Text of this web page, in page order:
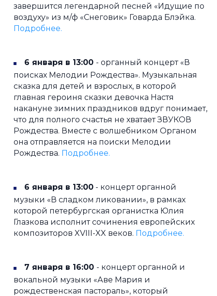
завершится легендарной песней «Идущие по
воздуху» из м/ф «Снеговик» Говарда Блэйка.
Подробнее.
6 января в 13:00 - органный концерт «В
поисках Мелодии Рождества». Музыкальная
сказка для детей и взрослых, в которой
главная героиня сказки девочка Настя
накануне зимних праздников вдруг понимает,
что для полного счастья не хватает ЗВУКОВ
Рождества. Вместе с волшебником Органом
она отправляется на поиски Мелодии
Рождества. Подробнее.
6 января в 13:00 - концерт органной
музыки «В сладком ликовании», в рамках
которой петербургская органистка Юлия
Глазкова исполнит сочинения европейских
композиторов XVIII-XX веков. Подробнее.
7 января в 16:00 - концерт органной и
вокальной музыки «Аве Мария и
рождественская пастораль», который